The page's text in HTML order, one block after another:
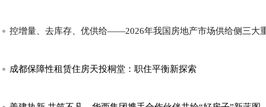
控增量、去库存、优供给——2026年我国房地产市场供给侧三大
成都保障性租赁住房天投桐堂：职住平衡新探索